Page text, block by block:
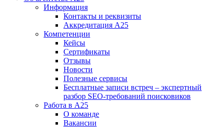
Информация
Контакты и реквизиты
Аккредитация А25
Компетенции
Кейсы
Сертификаты
Отзывы
Новости
Полезные сервисы
Бесплатные записи встреч – экспертный
разбор SEO-требований поисковиков
Работа в А25
О команде
Вакансии